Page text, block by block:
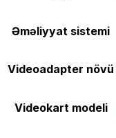
Əməliyyat sistemi
Videoadapter növü
Videokart modeli